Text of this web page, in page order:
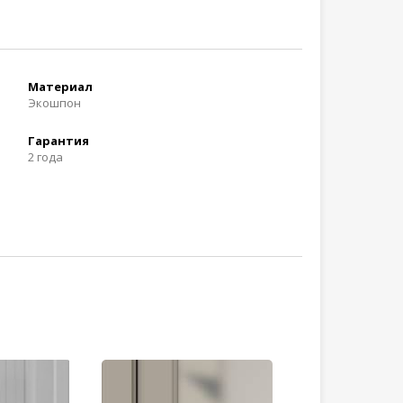
Материал
Экошпон
Гарантия
2 года